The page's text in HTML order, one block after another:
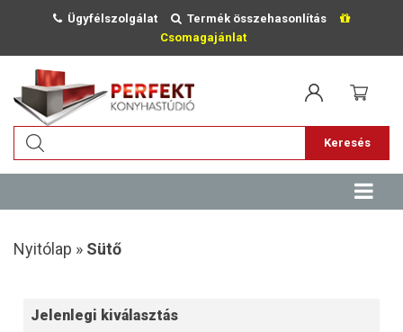
Ügyfélszolgálat
Termék összehasonlítás
Csomagajánlat
Keresés
Nyitólap » Sütő
Jelenlegi kiválasztás